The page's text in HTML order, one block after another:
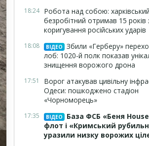
18:24 Робота над собою: харківський
безробітний отримав 15 років
коригування російських ударів
18:08 ВІДЕО
Збили «Герберу»
лоб: 1020-й полк показав
знищення ворожого дрона
17:51
Ворог атакував цивільну
Одеси: пошкоджено стадіон
«Чорноморець»
17:35 ВІДЕО
База ФСБ «Беня
флот і «Кримський
уразили низку ворожих